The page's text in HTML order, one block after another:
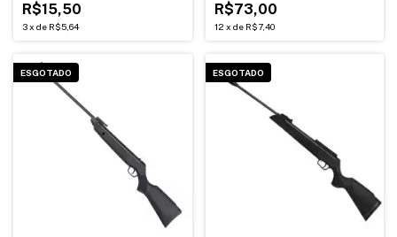
R$15,50
3x de R$5,64
R$73,00
12 x de R$7,40
ESGOTADO ESGOTADO